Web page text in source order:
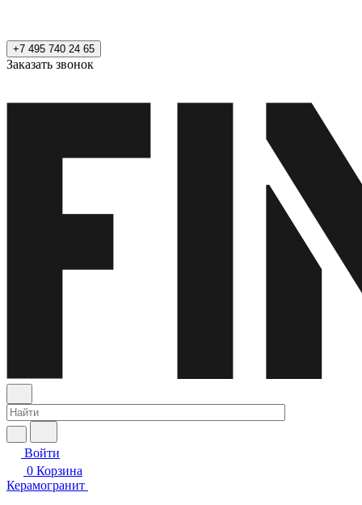
+7 495 740 24 65
Заказать звонок
Войти
0 Корзина
Керамогранит